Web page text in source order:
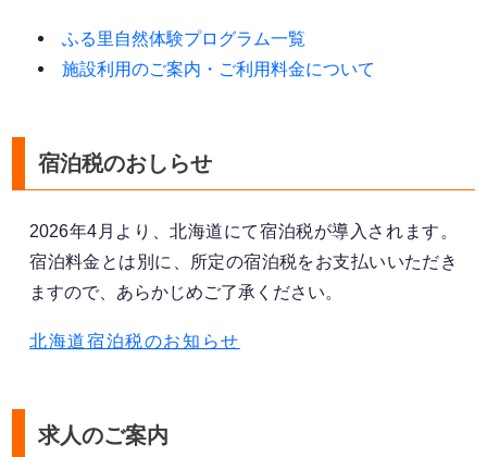
ふる里自然体験プログラム一覧
施設利用のご案内・ご利用料金について
宿泊税のおしらせ
2026年4月より、北海道にて宿泊税が導入されます。
宿泊料金とは別に、所定の宿泊税をお支払いいただき
ますので、あらかじめご了承ください。
北海道宿泊税のお知らせ
求人のご案内